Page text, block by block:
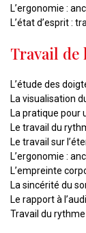
L’ergonomie :
L’état d’esprit :
Travail de
L’étude des
La visualisation
La pratique pour
Le travail du
Le travail sur
L’ergonomie :
L’empreinte
La sincérité du
Le rapport à
Travail du rythme